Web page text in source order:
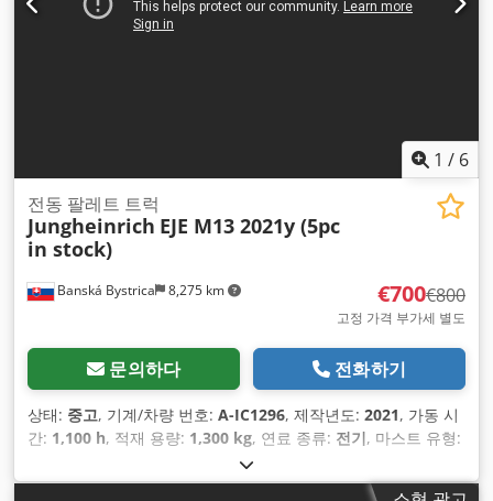
1 / 6
Banská Bystrica 8,275 km
전동 팔레트 트럭
Jungheinrich EJE M13 2021y (5pc
in stock)
€700€800
고정 가격 부가세 별도
문의하다 전화하기
상태: 중고, 기계/차량 번호: A-IC1296, 제작년도: 2021, 가동 시
간: 1,100 h, 적재 용량: 1,300 kg, 연료 종류: 전기, 마스트 유형: